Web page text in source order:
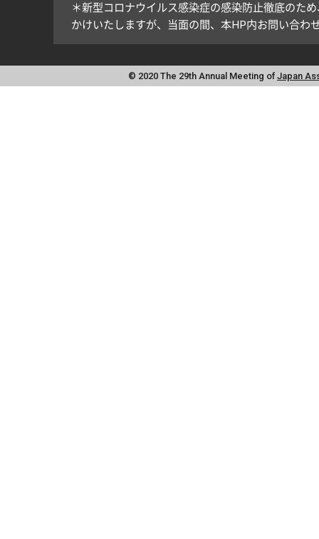
＊新型コロナウイルス感染症の感染防止徹底のた
かけいたしますが、当面の間、本HP内お問い合わ
© 2020 The 29th Annual Meeting of Japan